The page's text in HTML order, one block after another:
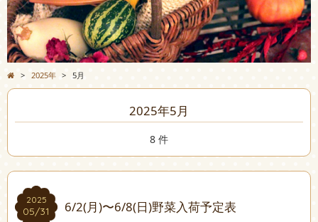
> 2025年 > 5月
2025年5月
8 件
2025
05/31
2025
05/31 6/2(月)〜6/8(日)野菜入荷予定表